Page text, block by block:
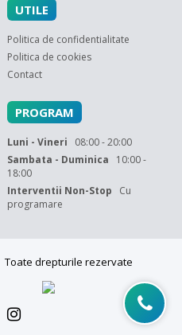
UTILE
Politica de confidentialitate
Politica de cookies
Contact
PROGRAM
Luni - Vineri 08:00 - 20:00
Sambata - Duminica 10:00 -
18:00
Interventii Non-Stop Cu
programare
Toate drepturile rezervate